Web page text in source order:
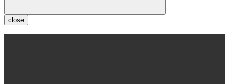
close